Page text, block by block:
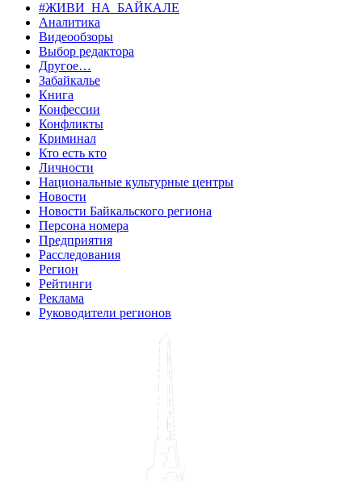
#ЖИВИ_НА_БАЙКАЛЕ
Аналитика
Видеообзоры
Выбор редактора
Другое…
Забайкалье
Книга
Конфессии
Конфликты
Криминал
Кто есть кто
Личности
Национальные культурные центры
Новости
Новости Байкальского региона
Персона номера
Предприятия
Расследования
Регион
Рейтинги
Реклама
Руководители регионов